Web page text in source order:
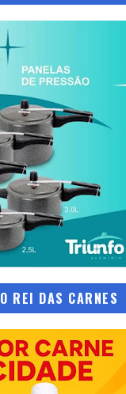
O REI DAS CARNES